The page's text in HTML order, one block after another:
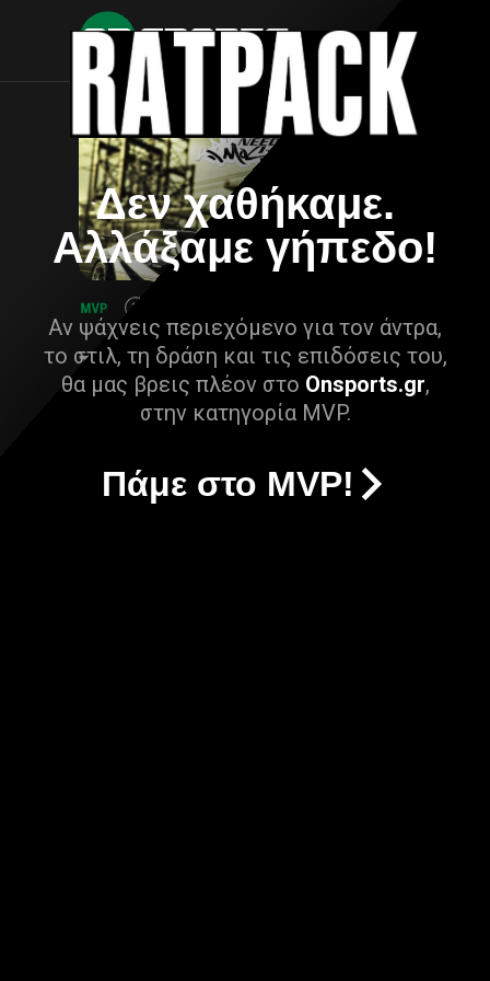
Δεν χαθήκαμε.
Αλλάξαμε γήπεδο!
Αν ψάχνεις περιεχόμενο για τον άντρα,
το στιλ, τη δράση και τις επιδόσεις του,
θα μας βρεις πλέον στο Onsports.gr,
στην κατηγορία MVP.
Πάμε στο MVP!